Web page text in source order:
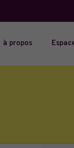
à propos